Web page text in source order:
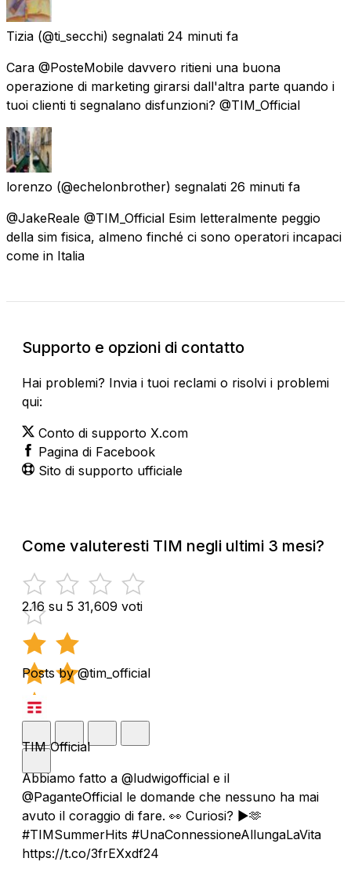
Tizia (@ti_secchi) segnalati 24 minuti fa
Cara @PosteMobile davvero ritieni una buona
operazione di marketing girarsi dall'altra parte quando i
tuoi clienti ti segnalano disfunzioni? @TIM_Official
lorenzo (@echelonbrother) segnalati 26 minuti fa
@JakeReale @TIM_Official Esim letteralmente peggio
della sim fisica, almeno finché ci sono operatori incapaci
come in Italia
Supporto e opzioni di contatto
Hai problemi? Invia i tuoi reclami o risolvi i problemi
qui:
Conto di supporto X.com
Pagina di Facebook
Sito di supporto ufficiale
Come valuteresti TIM negli ultimi 3 mesi?
2.16 su 5 31,609 voti
Posts by @tim_official
TIM Official
Abbiamo fatto a @ludwigofficial e il
@PaganteOfficial le domande che nessuno ha mai
avuto il coraggio di fare. 👀 Curiosi? ▶️🫶
#TIMSummerHits #UnaConnessioneAllungaLaVita
https://t.co/3frEXxdf24